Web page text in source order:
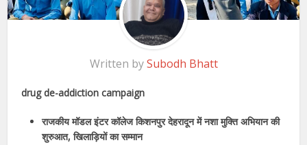
Written bySubodh Bhatt
drug de-addiction campaign
राजकीय मॉडल इंटर कॉलेज किशनपुर देहरादून में नशा मुक्ति अभियान की
शुरुआत, खिलाड़ियों का सम्मान